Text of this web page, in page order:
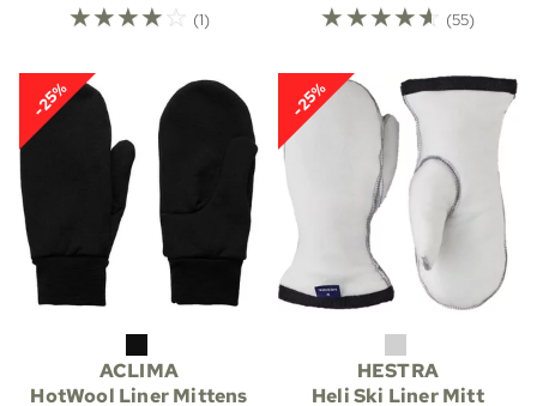
☆☆☆☆☆ (1) ☆☆☆☆☆ (55)
-25%
ACLIMA
HotWool Liner Mittens
-25%
HESTRA
Heli Ski Liner Mitt